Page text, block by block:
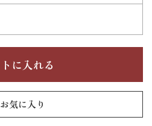
お気に入り